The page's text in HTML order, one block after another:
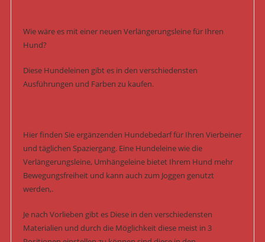
Wie wäre es mit einer neuen Verlängerungsleine für Ihren
Hund?
Diese Hundeleinen gibt es in den verschiedensten
Ausführungen und Farben zu kaufen.
Hier finden Sie ergänzenden Hundebedarf für Ihren Vierbeiner
und täglichen Spaziergang. Eine Hundeleine wie die
Verlängerungsleine, Umhängeleine bietet Ihrem Hund mehr
Bewegungsfreiheit und kann auch zum Joggen genutzt
werden,.
Je nach Vorlieben gibt es Diese in den verschiedensten
Materialien und durch die Möglichkeit diese meist in 3